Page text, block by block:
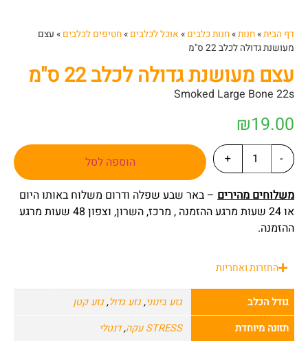
דף הבית»חנות»חנות כלבים » אוכל לכלבים »חטיפים לכלבים » עצם
מעושנת גדולה לכלב 22 ס"מ
עצם מעושנת גדולה לכלב 22 ס"מ
Smoked Large Bone 22s
₪19.00
-
+
הוספה לסל
משלוחים מהירים – באר שבע שפלה ודרום משלוח באותו היום
או 24 שעות מרגע ההזמנה , מרכז, השרון, וצפון 48 שעות מרגע
ההזמנה.
החזרות ואחריות
גודל הכלב גזע בינוני,גזע גדול,גזע קטן
תזונה מיוחדת
STRESS עקה ,דנטלי